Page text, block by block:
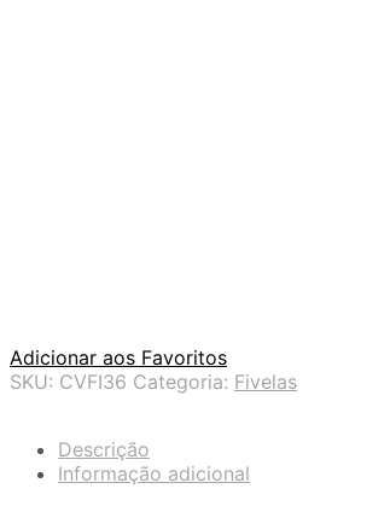
Adicionar aos Favoritos
SKU: CVFI36 Categoria: Fivelas
Descrição
Informação adicional